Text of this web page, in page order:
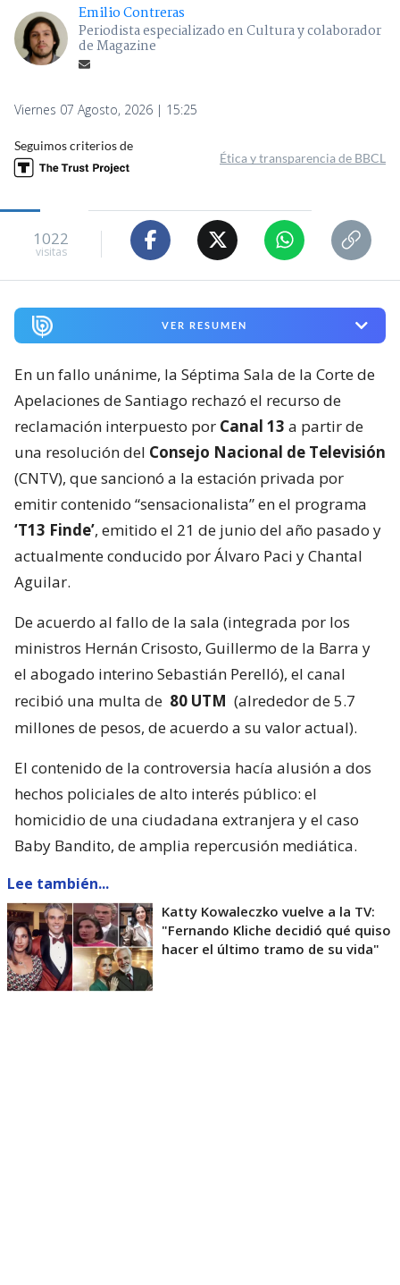
Emilio Contreras
Periodista especializado en Cultura y colaborador
de Magazine
Viernes 07 Agosto, 2026 | 15:25
Seguimos criterios de
Ética y transparencia de BBCL
1022
visitas
VER RESUMEN
En un fallo unánime, la Séptima Sala de la Corte de
Apelaciones de Santiago rechazó el recurso de
reclamación interpuesto por Canal 13 a partir de
una resolución del Consejo Nacional de Televisión
(CNTV), que sancionó a la estación privada por
emitir contenido “sensacionalista” en el programa
‘T13 Finde’, emitido el 21 de junio del año pasado y
actualmente conducido por Álvaro Paci y Chantal
Aguilar.
De acuerdo al fallo de la sala (integrada por los
ministros Hernán Crisosto, Guillermo de la Barra y
el abogado interino Sebastián Perelló), el canal
recibió una multa de 80 UTM (alrededor de 5.7
millones de pesos, de acuerdo a su valor actual).
El contenido de la controversia hacía alusión a dos
hechos policiales de alto interés público: el
homicidio de una ciudadana extranjera y el caso
Baby Bandito, de amplia repercusión mediática.
Lee también...
Katty Kowaleczko vuelve a la TV:
"Fernando Kliche decidió qué quiso
hacer el último tramo de su vida"